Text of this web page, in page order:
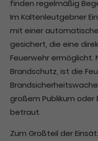
finden regelmäßig
Im Kaltenleutgebner
mit einer
gesichert, die eine
Feuerwehr
Brandschutz, ist die
großem Publikum
betraut.
Zum Großteil der